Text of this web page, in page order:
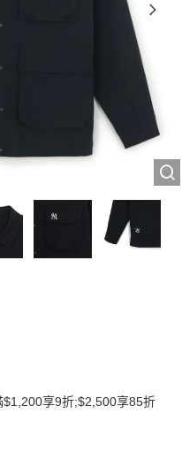
$1,200享9折;$2,500享85折